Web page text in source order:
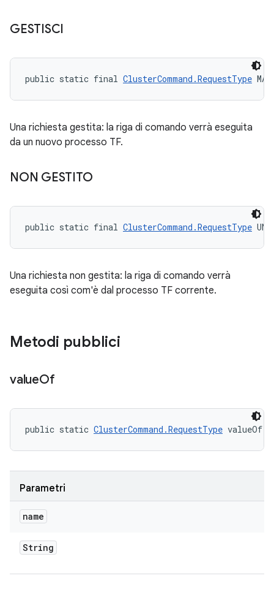
GESTISCI
public static final ClusterCommand.RequestType
Una richiesta gestita: la riga di comando verrà eseguita
da un nuovo processo TF.
NON GESTITO
public static final ClusterCommand.RequestType
Una richiesta non gestita: la riga di comando verrà
eseguita così com'è dal processo TF corrente.
Metodi pubblici
valueOf
public static ClusterCommand.RequestType valueOf
Parametri
name
String